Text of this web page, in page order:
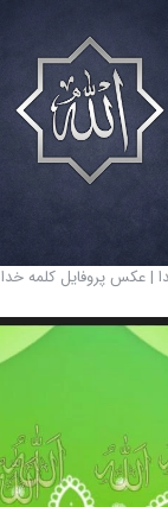
پروفایل کلمه خدا و